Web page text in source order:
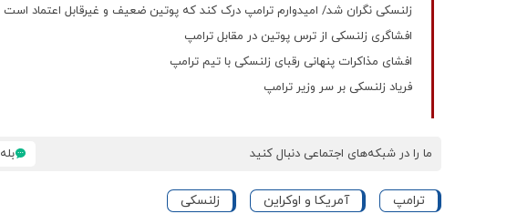
زلنسکی نگران شد/ امیدوارم ترامپ درک کند که پوتین ضعیف و غیرقابل اعتماد است
افشاگری زلنسکی از ترس پوتین در مقابل ترامپ
افشای مذاکرات پنهانی رقبای زلنسکی با تیم ترامپ
فریاد زلنسکی بر سر وزیر ترامپ
ما را در شبکه‌های اجتماعی دنبال کنید بله
ترامپ آمریکا و اوکراین زلنسکی